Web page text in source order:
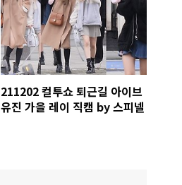
211202 컬투쇼 퇴근길 아이브
유진 가을 레이 직캠 by 스피넬